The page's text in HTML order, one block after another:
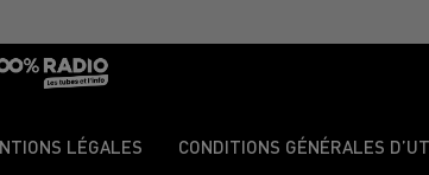
LÉGALES CONDITIONS GÉNÉRALES